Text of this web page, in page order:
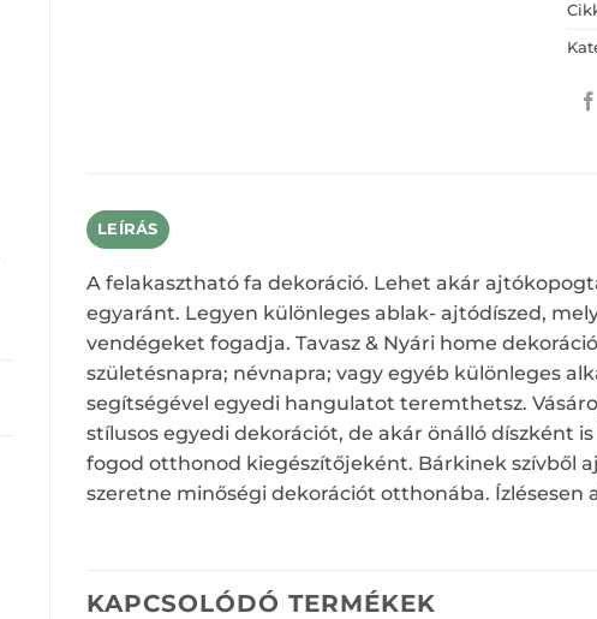
LEÍRÁS
A felakasztható fa dekoráció. Lehet akár
egyaránt. Legyen különleges ablak- ajtódíszed,
vendégeket fogadja. Tavasz & Nyári home
születésnapra; névnapra; vagy egyéb különleges
segítségével egyedi hangulatot teremthetsz.
stílusos egyedi dekorációt, de akár önálló díszként
fogod otthonod kiegészítőjeként. Bárkinek szívből
szeretne minőségi dekorációt otthonába. Ízlésesen
KAPCSOLÓDÓ TERMÉKEK